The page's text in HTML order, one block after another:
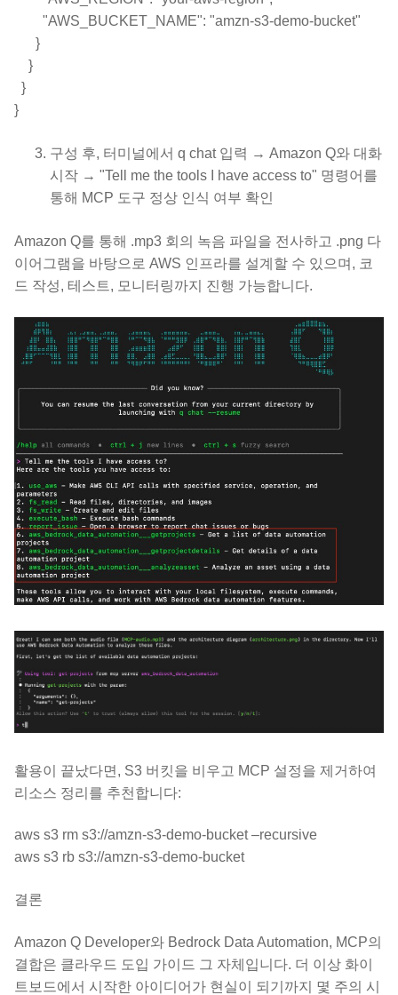
"AWS_BUCKET_NAME": "amzn-s3-demo-bucket"
}
}
}
}
구성 후, 터미널에서 q chat 입력 → Amazon Q와 대화
시작 → "Tell me the tools I have access to" 명령어를
통해 MCP 도구 정상 인식 여부 확인
Amazon Q를 통해 .mp3 회의 녹음 파일을 전사하고 .png 다
이어그램을 바탕으로 AWS 인프라를 설계할 수 있으며, 코
드 작성, 테스트, 모니터링까지 진행 가능합니다.
활용이 끝났다면, S3 버킷을 비우고 MCP 설정을 제거하여
리소스 정리를 추천합니다:
aws s3 rm s3://amzn-s3-demo-bucket –recursive
aws s3 rb s3://amzn-s3-demo-bucket
결론
Amazon Q Developer와 Bedrock Data Automation, MCP의
결합은 클라우드 도입 가이드 그 자체입니다. 더 이상 화이
트보드에서 시작한 아이디어가 현실이 되기까지 몇 주의 시